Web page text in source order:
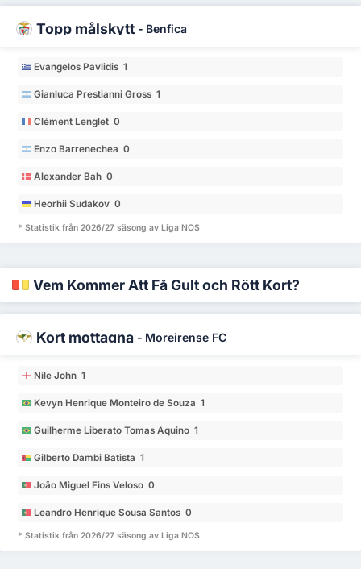
Topp målskytt - Benfica
Evangelos Pavlidis 1
Gianluca Prestianni Gross 1
Clément Lenglet 0
Enzo Barrenechea 0
Alexander Bah 0
Heorhii Sudakov 0
* Statistik från 2026/27 säsong av Liga NOS
Vem Kommer Att Få Gult och Rött Kort?
Kort mottagna - Moreirense FC
Nile John 1
Kevyn Henrique Monteiro de Souza 1
Guilherme Liberato Tomas Aquino 1
Gilberto Dambi Batista 1
João Miguel Fins Veloso 0
Leandro Henrique Sousa Santos 0
* Statistik från 2026/27 säsong av Liga NOS